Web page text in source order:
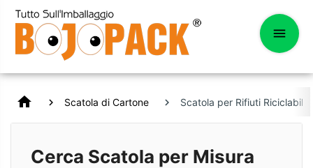
home Scatola di Cartone Scatola per Rifiuti Riciclabili
Cerca Scatola per Misura